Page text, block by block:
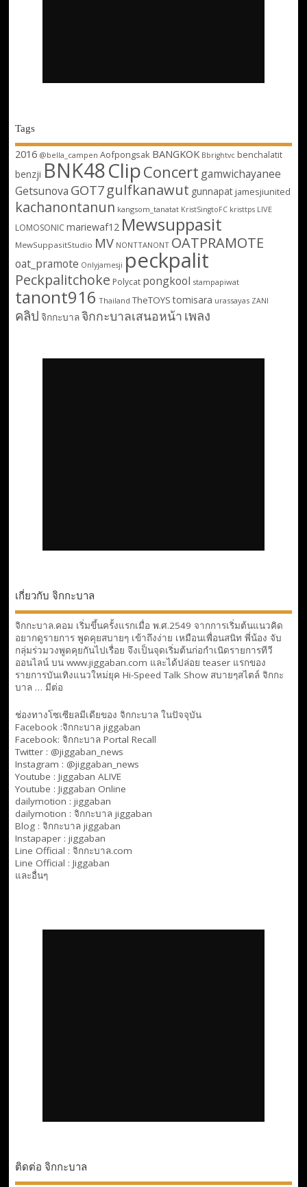
Tags
2016 @bella_campen Aofpongsak BANGKOK Bbrightvc benchalatit
benzji BNK48ClipConcert gamwichayanee
Getsunova GOT7gulfkanawut gunnapat jamesjiunited
kachanontanun kangsom_tanatat KristSingtoFC kristtps LIVE
LOMOSONIC mariewaf12 Mewsuppasit
MewSuppasitStudio MV NONTTANONT OATPRAMOTE
oat_pramote Onlyjamesji peckpalit
Peckpalitchoke Polycat pongkool stampapiwat
tanont916 Thailand TheTOYS tomisara urassayas ZANI
คลิป จิกกะบาลจิกกะบาลเสนอหน้า เพลง
เกี่ยวกับ จิกกะบาล
จิกกะบาล.คอม เริ่มขึ้นครั้งแรกเมื่อ พ.ศ.2549 จากการเริ่มต้นแนวคิด
อยากดูรายการ พูดคุยสบายๆ เข้าถึงง่าย เหมือนเพื่อนสนิท พี่น้อง จับ
กลุ่มร่วมวงพูดคุยกันไปเรื่อย จึงเป็นจุดเริ่มต้นก่อกำเนิดรายการทีวี
ออนไลน์ บน www.jiggaban.com และได้ปล่อย teaser แรกของ
รายการบันเทิงแนวใหม่ยุค Hi-Speed Talk Show สบายๆสไตล์ จิกกะ
บาล … มีต่อ
ช่องทางโซเซียลมีเดียของ จิกกะบาล ในปัจจุบัน
Facebook :จิกกะบาล jiggaban
Facebook: จิกกะบาล Portal Recall
Twitter : @jiggaban_news
Instagram : @jiggaban_news
Youtube : Jiggaban ALIVE
Youtube : Jiggaban Online
dailymotion : jiggaban
dailymotion : จิกกะบาล jiggaban
Blog : จิกกะบาล jiggaban
Instapaper : jiggaban
Line Official : จิกกะบาล.com
Line Official : Jiggaban
และอื่นๆ
ติดต่อ จิกกะบาล